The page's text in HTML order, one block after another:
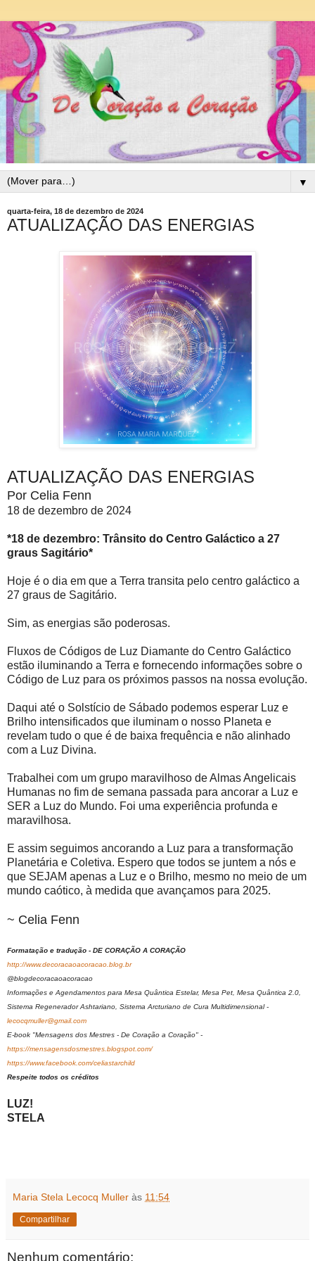
▼
quarta-feira, 18 de dezembro de 2024
ATUALIZAÇÃO DAS ENERGIAS
ATUALIZAÇÃO DAS ENERGIAS
Por Celia Fenn
18 de dezembro de 2024
*18 de dezembro: Trânsito do Centro Galáctico a 27
graus Sagitário*
Hoje é o dia em que a Terra transita pelo centro galáctico a
27 graus de Sagitário.
Sim, as energias são poderosas.
Fluxos de Códigos de Luz Diamante do Centro Galáctico
estão iluminando a Terra e fornecendo informações sobre o
Código de Luz para os próximos passos na nossa evolução.
Daqui até o Solstício de Sábado podemos esperar Luz e
Brilho intensificados que iluminam o nosso Planeta e
revelam tudo o que é de baixa frequência e não alinhado
com a Luz Divina.
Trabalhei com um grupo maravilhoso de Almas Angelicais
Humanas no fim de semana passada para ancorar a Luz e
SER a Luz do Mundo. Foi uma experiência profunda e
maravilhosa.
E assim seguimos ancorando a Luz para a transformação
Planetária e Coletiva. Espero que todos se juntem a nós e
que SEJAM apenas a Luz e o Brilho, mesmo no meio de um
mundo caótico, à medida que avançamos para 2025.
~ Celia Fenn
Formatação e tradução - DE CORAÇÃO A CORAÇÃO
http://www.decoracaoacoracao.blog.br
@blogdecoracaoacoracao
Informações e Agendamentos para Mesa Quântica Estelar, Mesa Pet, Mesa Quântica 2.0,
Sistema Regenerador Ashtariano, Sistema Arcturiano de Cura Multidimensional -
lecocqmuller@gmail.com
E-book "Mensagens dos Mestres - De Coração a Coração" -
https://mensagensdosmestres.blogspot.com/
https://www.facebook.com/celiastarchild
Respeite todos os créditos
LUZ!
STELA
Maria Stela Lecocq Muller às 11:54
Compartilhar
Nenhum comentário: